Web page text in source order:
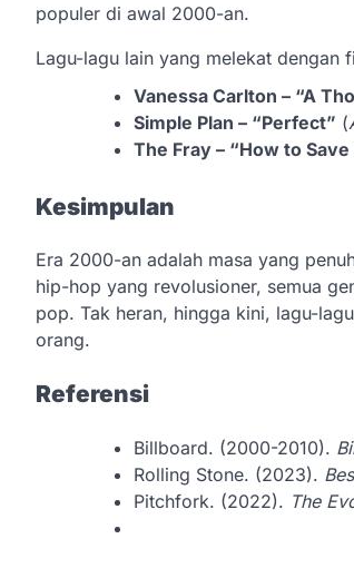
populer di awal 2000-an.
Lagu-lagu lain yang melekat dengan
Vanessa Carlton – “A
Simple Plan – “Perfect” (
The Fray – “How to Save
Kesimpulan
Era 2000-an adalah masa yang
hip-hop yang revolusioner, semua
pop. Tak heran, hingga kini, lagu-
orang.
Referensi
Billboard. (2000-2010).
Rolling Stone. (2023).
Pitchfork. (2022). The